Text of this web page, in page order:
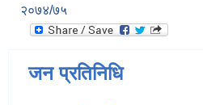
२०७४/७५
जन प्रतिनिधि